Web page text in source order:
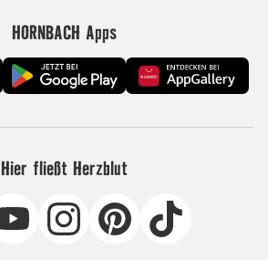
HORNBACH Apps
Hier fließt Herzblut